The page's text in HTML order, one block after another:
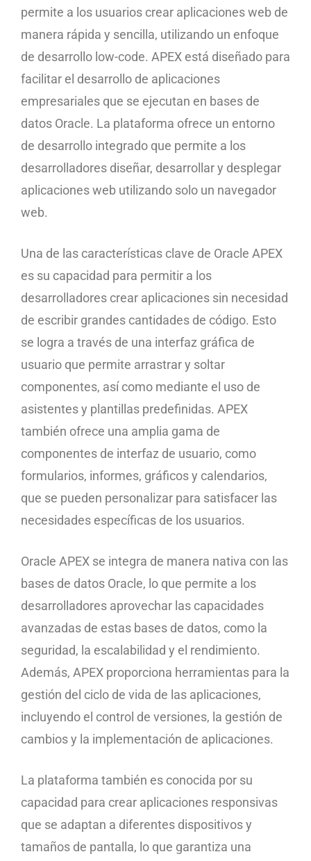
permite a los usuarios crear aplicaciones web de
manera rápida y sencilla, utilizando un enfoque
de desarrollo low-code. APEX está diseñado para
facilitar el desarrollo de aplicaciones
empresariales que se ejecutan en bases de
datos Oracle. La plataforma ofrece un entorno
de desarrollo integrado que permite a los
desarrolladores diseñar, desarrollar y desplegar
aplicaciones web utilizando solo un navegador
web.
Una de las características clave de Oracle APEX
es su capacidad para permitir a los
desarrolladores crear aplicaciones sin necesidad
de escribir grandes cantidades de código. Esto
se logra a través de una interfaz gráfica de
usuario que permite arrastrar y soltar
componentes, así como mediante el uso de
asistentes y plantillas predefinidas. APEX
también ofrece una amplia gama de
componentes de interfaz de usuario, como
formularios, informes, gráficos y calendarios,
que se pueden personalizar para satisfacer las
necesidades específicas de los usuarios.
Oracle APEX se integra de manera nativa con las
bases de datos Oracle, lo que permite a los
desarrolladores aprovechar las capacidades
avanzadas de estas bases de datos, como la
seguridad, la escalabilidad y el rendimiento.
Además, APEX proporciona herramientas para la
gestión del ciclo de vida de las aplicaciones,
incluyendo el control de versiones, la gestión de
cambios y la implementación de aplicaciones.
La plataforma también es conocida por su
capacidad para crear aplicaciones responsivas
que se adaptan a diferentes dispositivos y
tamaños de pantalla, lo que garantiza una